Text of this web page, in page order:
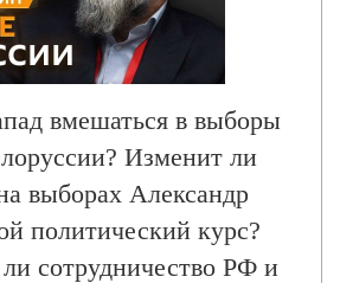
О чем Путин и Трамп
Аляске?
Большая победа на
Киева на компромисс
вмешаться в выборы
Изменит ли
выборах Александр
политический курс?
сотрудничество РФ и